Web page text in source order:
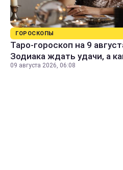
ГОРОСКОПЫ
Таро-гороскоп на 9
Зодиака ждать удачи, а
09 августа 2026, 06:08